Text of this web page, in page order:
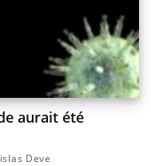
aurait été
Deve